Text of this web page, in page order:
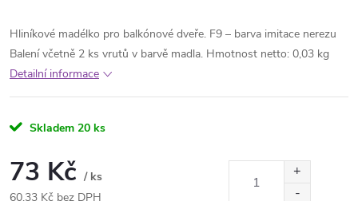
Hliníkové madélko pro balkónové dveře. F9 – barva imitace nerezu
Balení včetně 2 ks vrutů v barvě madla. Hmotnost netto: 0,03 kg
Detailní informace
Skladem 20 ks
73 Kč / ks
60,33 Kč bez DPH